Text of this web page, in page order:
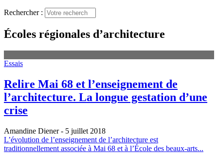
Rechercher :
Écoles régionales d’architecture
Essais
Relire Mai 68 et l’enseignement de
l’architecture. La longue gestation d’une
crise
Amandine Diener- 5 juillet 2018
L’évolution de l’enseignement de l’architecture est
traditionnellement associée à Mai 68 et à l’École des beaux-arts...